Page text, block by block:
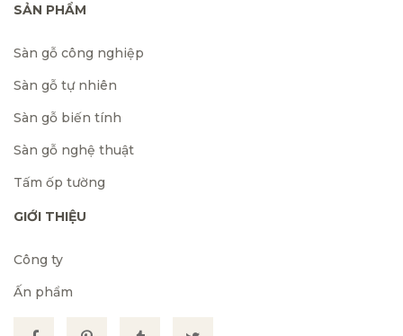
SẢN PHẨM
Sàn gỗ công nghiệp
Sàn gỗ tự nhiên
Sàn gỗ biến tính
Sàn gỗ nghệ thuật
Tấm ốp tường
GIỚI THIỆU
Công ty
Ấn phẩm